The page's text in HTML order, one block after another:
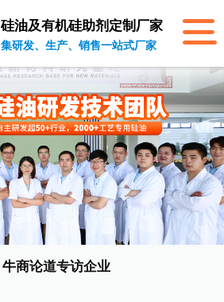
硅油及有机硅助剂 定制厂家
集研发、生产、销售一站式厂家
牛商论道专访企业